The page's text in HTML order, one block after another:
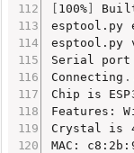
100%
esptool.py
esptool.py
Serial port
Connecting
Chip is
Features:
Crystal is
MAC: